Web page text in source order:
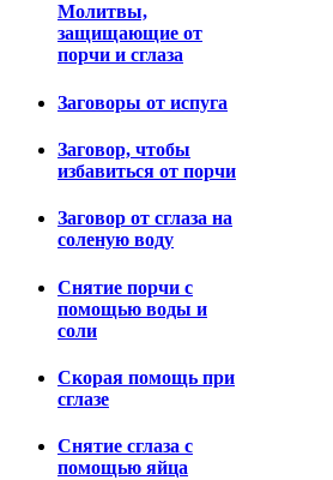
Молитвы,
защищающие от
порчи и сглаза
Заговоры от испуга
Заговор, чтобы
избавиться от порчи
Заговор от сглаза на
соленую воду
Снятие порчи с
помощью воды и
соли
Скорая помощь при
сглазе
Снятие сглаза с
помощью яйца